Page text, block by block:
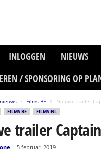
INLOGGEN NIEUWS
/ SPONSORING OP
Films BE Nieuwe trailer
FILMS BE FILMS NL
trailer
- 5 februari 2019